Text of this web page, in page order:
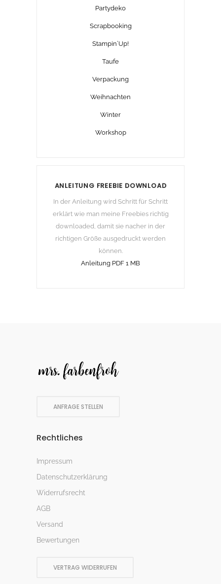
Partydeko
Scrapbooking
Stampin´Up!
Taufe
Verpackung
Weihnachten
Winter
Workshop
ANLEITUNG FREEBIE DOWNLOAD
In der Anleitung wird Schritt für Schritt
erklärt wie man meine Freebies richtig
downloaded, damit sie nacher in der
richtigen Größe ausgedruckt werden
können.
Anleitung PDF 1 MB
ANFRAGE STELLEN
Rechtliches
Impressum
Datenschutzerklärung
Widerrufsrecht
AGB
Versand
Bewertungen
VERTRAG WIDERRUFEN